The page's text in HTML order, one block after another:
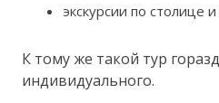
экскурсии по столице
К тому же такой тур
индивидуального.